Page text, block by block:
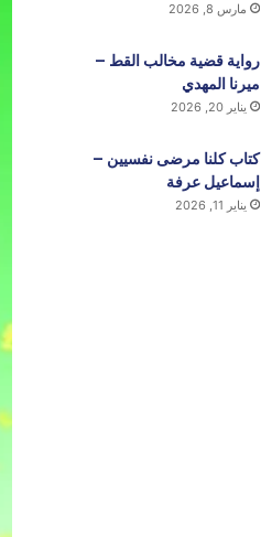
مارس 8, 2026
رواية قضية مخالب القط –
ميرنا المهدي
يناير 20, 2026
كتاب كلنا مرضى نفسيين –
إسماعيل عرفة
يناير 11, 2026